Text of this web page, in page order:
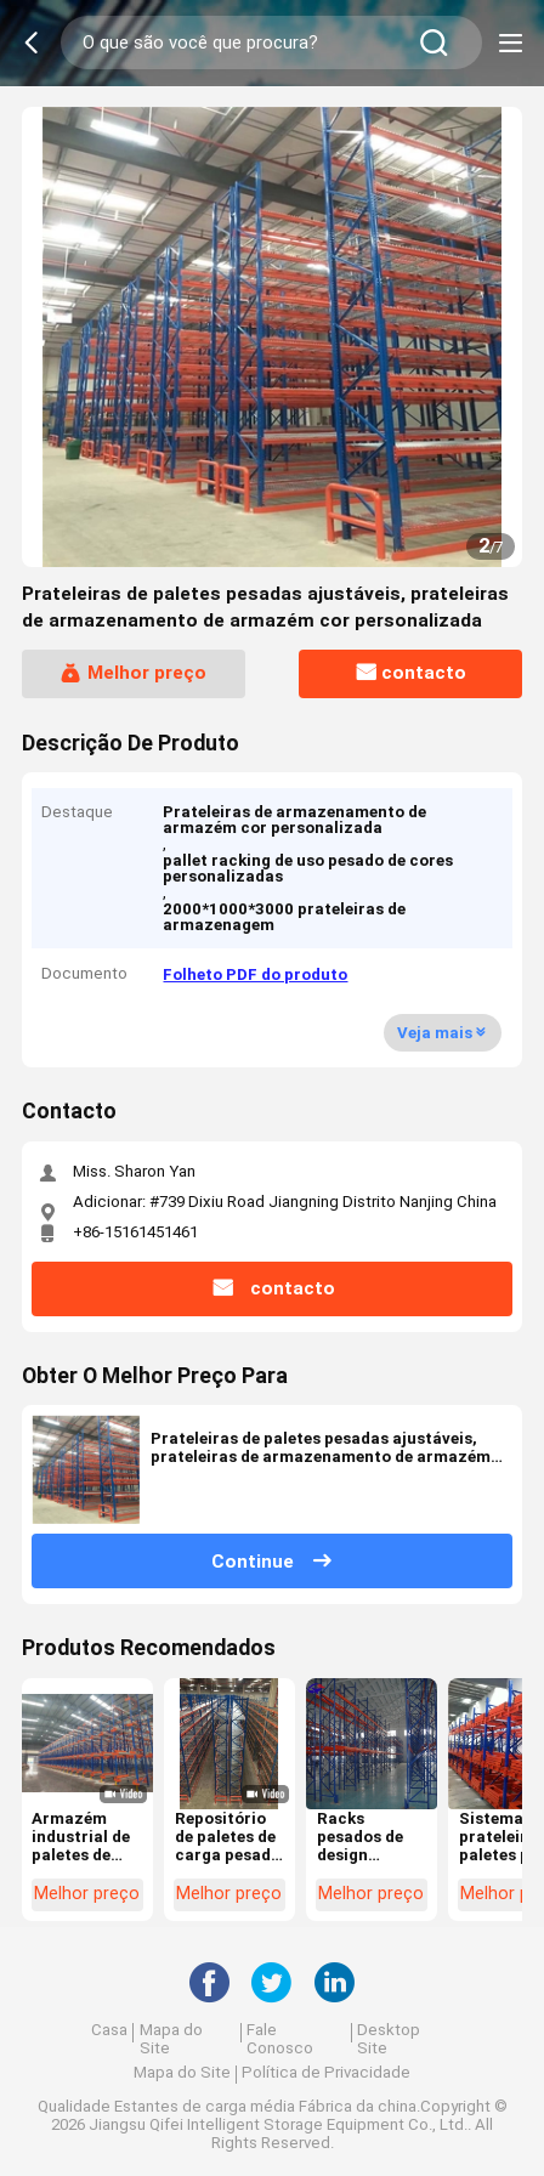
2/7
Prateleiras de paletes pesadas ajustáveis, prateleiras
de armazenamento de armazém cor personalizada
Melhor preço contacto
Descrição De Produto
Destaque
Prateleiras de armazenamento de
armazém cor personalizada
,
pallet racking de uso pesado de cores
personalizadas
,
2000*1000*3000 prateleiras de
armazenagem
Documento Folheto PDF do produto
Veja mais
Contacto
Miss. Sharon Yan
Adicionar: #739 Dixiu Road Jiangning Distrito Nanjing China
+86-15161451461
contacto
Obter O Melhor Preço Para
Prateleiras de paletes pesadas ajustáveis,
prateleiras de armazenamento de armazém
Continue
Produtos Recomendados
Armazém
industrial de
paletes de
2000kg
Melhor preço
Repositório
de paletes de
carga pesada
1500-4500
kg/nível para
Melhor preço
Racks
pesados de
design
para
armazenamento
Melhor preço
Sistema de
prateleira
paletes
Melhor
Casa
Mapa do
Site
Fale
Conosco
Desktop
Site
Mapa do Site
Política de Privacidade
Qualidade Estantes de carga média Fábrica da china.Copyright ©
2026 Jiangsu Qifei Intelligent Storage Equipment Co., Ltd.. All
Rights Reserved.